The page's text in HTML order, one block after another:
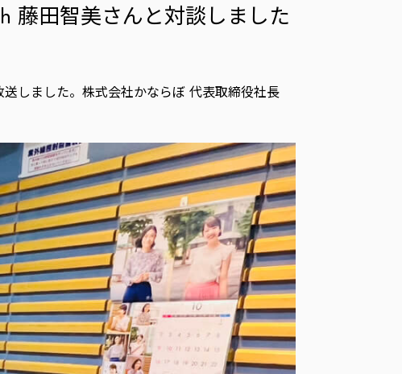
藤田智美さんと対談しました
しました。株式会社かならぼ 代表取締役社長